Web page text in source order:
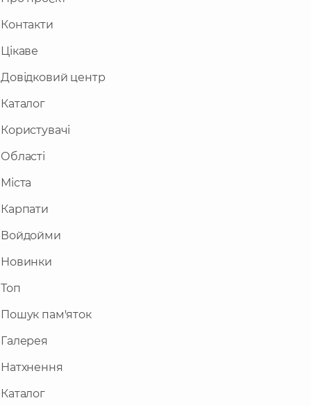
Контакти
Цікаве
Довідковий центр
Каталог
Користувачі
Області
Міста
Карпати
Войдойми
Новинки
Топ
Пошук пам'яток
Галерея
Натхнення
Каталог